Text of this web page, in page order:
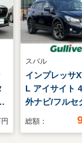
スバル
インプレッサ
L アイサイト
外ナビ/フルセ
TV/
総額：